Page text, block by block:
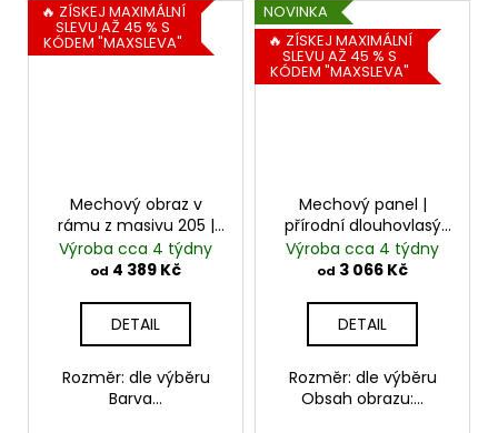
🔥 ZÍSKEJ MAXIMÁLNÍ
SLEVU AŽ 45 % S
KÓDEM "MAXSLEVA"
Mechový obraz v
rámu z masivu 205 |
kombinace
kopečkového a
Výroba cca 4 týdny
od 4 389 Kč
DETAIL
Rozměr: dle výběru
Barva...
NOVINKA
🔥 ZÍSKEJ MAXIMÁLNÍ
SLEVU AŽ 45 % S
KÓDEM "MAXSLEVA"
Mechový panel |
přírodní dlouhovlasý
plochý mech | světle
zelený kopečkový
Výroba cca 4 týdny
od 3 066 Kč
DETAIL
Rozměr: dle výběru
Obsah obrazu:...